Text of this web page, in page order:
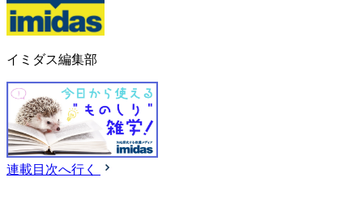
イミダス編集部
連載目次へ行く